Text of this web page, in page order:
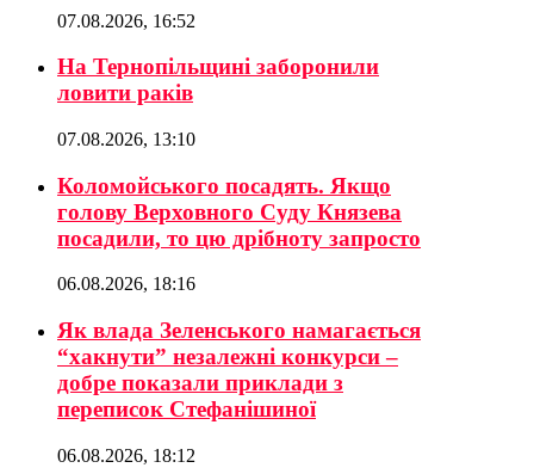
07.08.2026, 16:52
На Тернопільщині заборонили
ловити раків
07.08.2026, 13:10
Коломойського посадять. Якщо
голову Верховного Суду Князева
посадили, то цю дрібноту запросто
06.08.2026, 18:16
Як влада Зеленського намагається
“хакнути” незалежні конкурси –
добре показали приклади з
переписок Стефанішиної
06.08.2026, 18:12